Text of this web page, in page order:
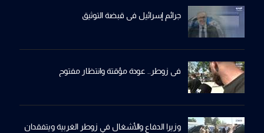
جرائم إسرائيل في قبضة التوثيق
في زوطر.. عودة مؤقتة وانتظار مفتوح
وزيرا الدفاع والأشغال في زوطر الغربية ويتفقدان